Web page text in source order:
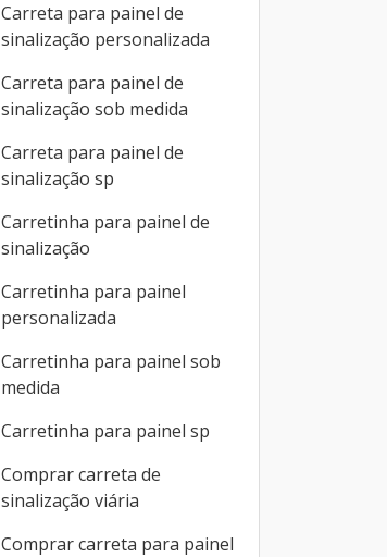
Carreta para painel de
sinalização personalizada
Carreta para painel de
sinalização sob medida
Carreta para painel de
sinalização sp
Carretinha para painel de
sinalização
Carretinha para painel
personalizada
Carretinha para painel sob
medida
Carretinha para painel sp
Comprar carreta de
sinalização viária
Comprar carreta para painel